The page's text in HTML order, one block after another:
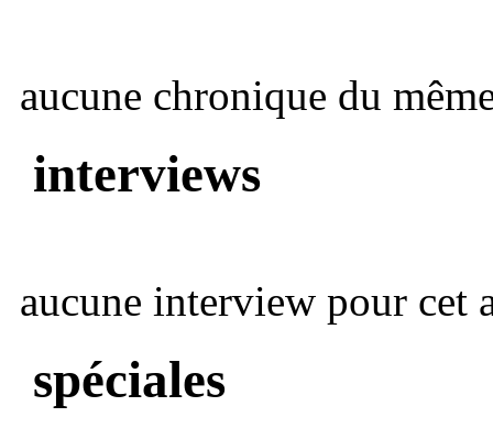
aucune chronique du
interviews
aucune interview pour cet
spéciales